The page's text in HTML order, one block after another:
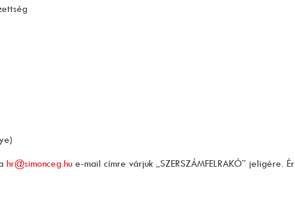
hr@simonceg.hu e-mail címre várjuk „SZERSZÁMFELRAKÓ”